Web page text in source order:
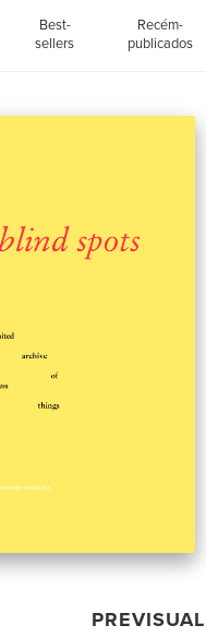
Best-
sellers
Recém-
publicados